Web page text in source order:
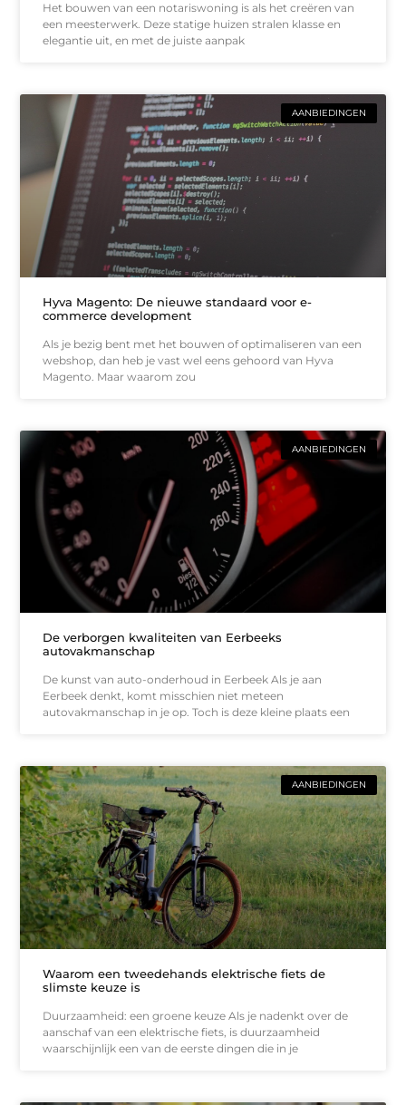
Het bouwen van een notariswoning is als het creëren van
een meesterwerk. Deze statige huizen stralen klasse en
elegantie uit, en met de juiste aanpak
AANBIEDINGEN
Hyva Magento: De nieuwe standaard voor e-
commerce development
Als je bezig bent met het bouwen of optimaliseren van een
webshop, dan heb je vast wel eens gehoord van Hyva
Magento. Maar waarom zou
AANBIEDINGEN
De verborgen kwaliteiten van Eerbeeks
autovakmanschap
De kunst van auto-onderhoud in Eerbeek Als je aan
Eerbeek denkt, komt misschien niet meteen
autovakmanschap in je op. Toch is deze kleine plaats een
AANBIEDINGEN
Waarom een tweedehands elektrische fiets de
slimste keuze is
Duurzaamheid: een groene keuze Als je nadenkt over de
aanschaf van een elektrische fiets, is duurzaamheid
waarschijnlijk een van de eerste dingen die in je